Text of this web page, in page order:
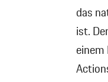
das
ist.